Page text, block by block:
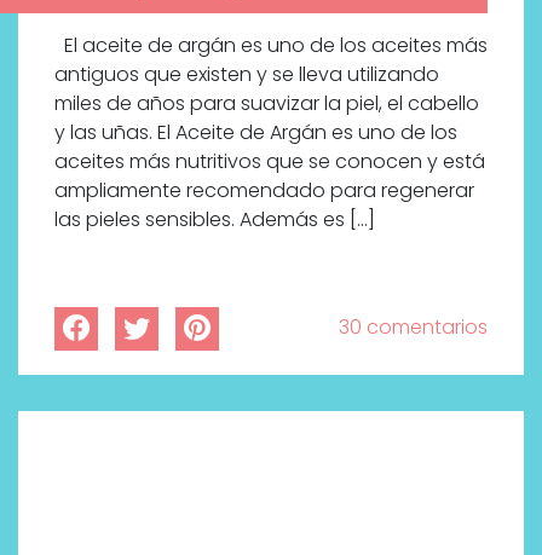
El aceite de argán es uno de los aceites más
antiguos que existen y se lleva utilizando
miles de años para suavizar la piel, el cabello
y las uñas. El Aceite de Argán es uno de los
aceites más nutritivos que se conocen y está
ampliamente recomendado para regenerar
las pieles sensibles. Además es […]
30 comentarios